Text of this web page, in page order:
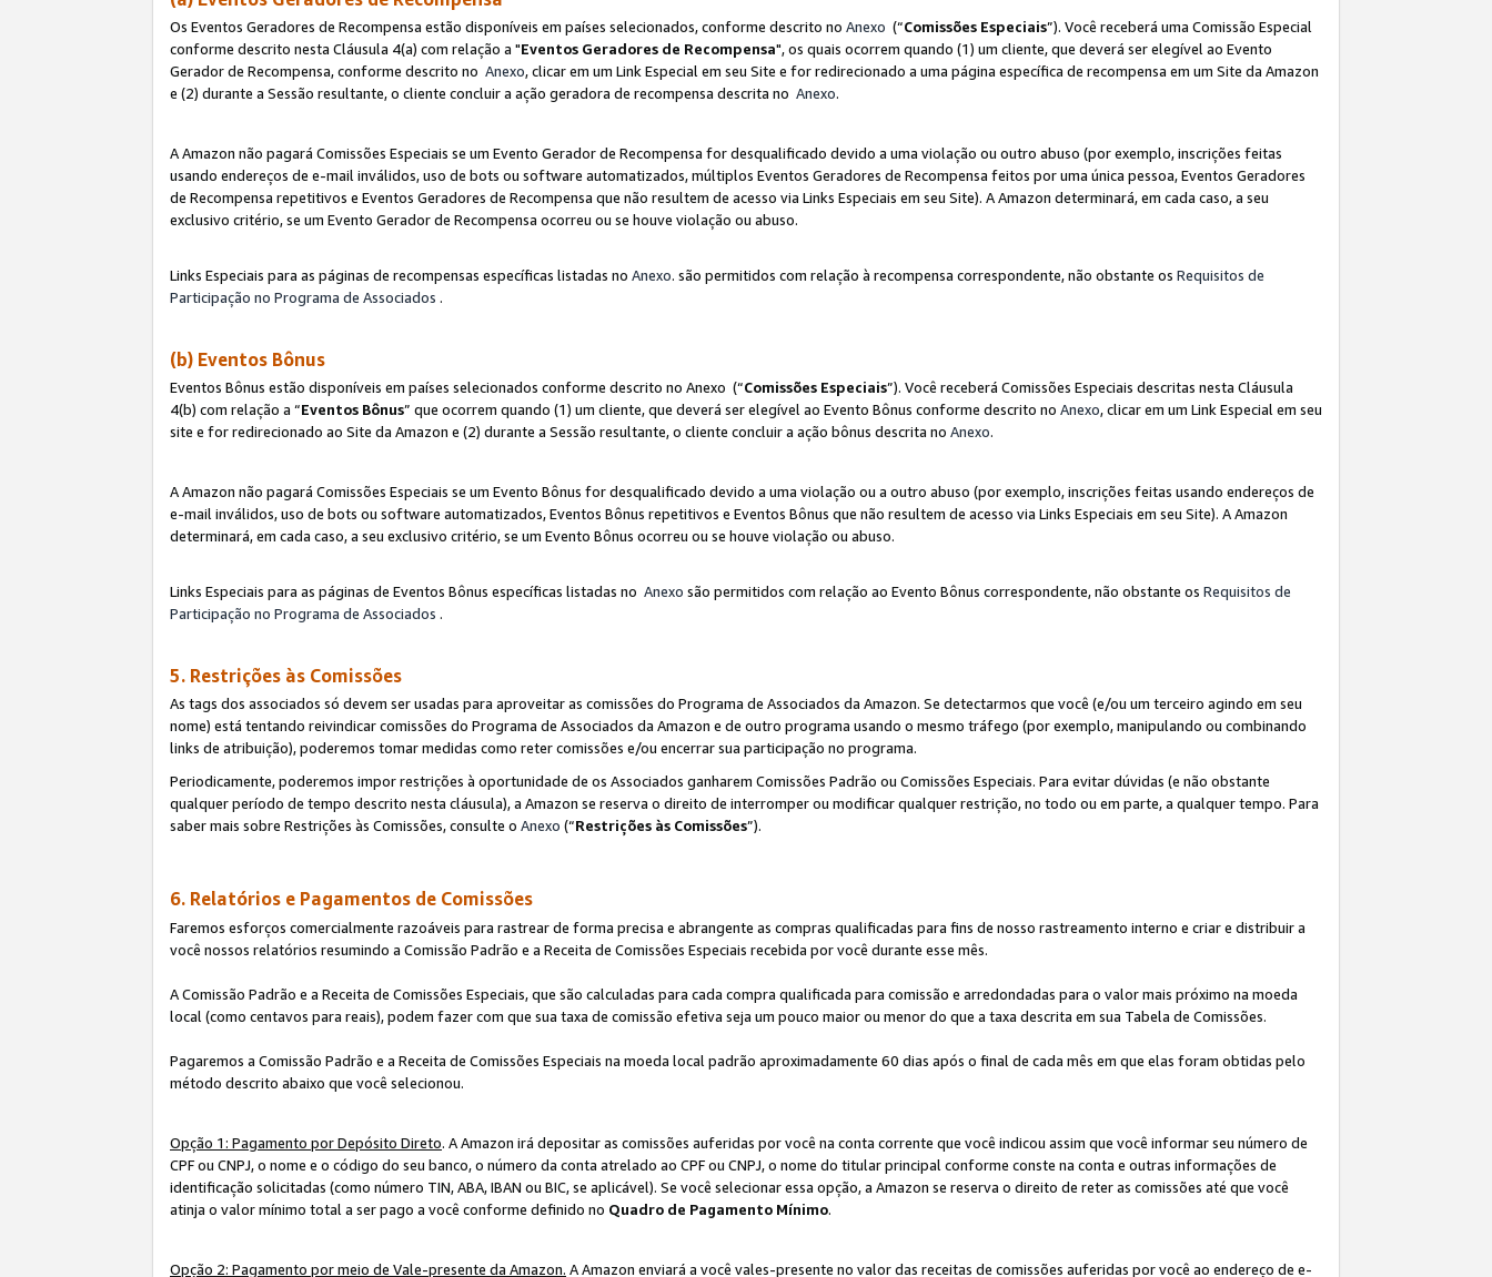
Os Eventos Geradores de Recompensa estão disponíveis em países selecionados, conforme descrito no Anexo (“Comissões Especiais”). Você receberá uma Comissão Especial
conforme descrito nesta Cláusula 4(a) com relação a "Eventos Geradores de Recompensa", os quais ocorrem quando (1) um cliente, que deverá ser elegível ao Evento
Gerador de Recompensa, conforme descrito no Anexo, clicar em um Link Especial em seu Site e for redirecionado a uma página específica de recompensa em um Site da Amazon
e (2) durante a Sessão resultante, o cliente concluir a ação geradora de recompensa descrita no Anexo.
A Amazon não pagará Comissões Especiais se um Evento Gerador de Recompensa for desqualificado devido a uma violação ou outro abuso (por exemplo, inscrições feitas
usando endereços de e-mail inválidos, uso de bots ou software automatizados, múltiplos Eventos Geradores de Recompensa feitos por uma única pessoa, Eventos Geradores
de Recompensa repetitivos e Eventos Geradores de Recompensa que não resultem de acesso via Links Especiais em seu Site). A Amazon determinará, em cada caso, a seu
exclusivo critério, se um Evento Gerador de Recompensa ocorreu ou se houve violação ou abuso.
Links Especiais para as páginas de recompensas específicas listadas no Anexo. são permitidos com relação à recompensa correspondente, não obstante os Requisitos de
Participação no Programa de Associados .
(b) Eventos Bônus
Eventos Bônus estão disponíveis em países selecionados conforme descrito no Anexo (“Comissões Especiais”). Você receberá Comissões Especiais descritas nesta Cláusula
4(b) com relação a “Eventos Bônus” que ocorrem quando (1) um cliente, que deverá ser elegível ao Evento Bônus conforme descrito no Anexo, clicar em um Link Especial em seu
site e for redirecionado ao Site da Amazon e (2) durante a Sessão resultante, o cliente concluir a ação bônus descrita no Anexo.
A Amazon não pagará Comissões Especiais se um Evento Bônus for desqualificado devido a uma violação ou a outro abuso (por exemplo, inscrições feitas usando endereços de
e-mail inválidos, uso de bots ou software automatizados, Eventos Bônus repetitivos e Eventos Bônus que não resultem de acesso via Links Especiais em seu Site). A Amazon
determinará, em cada caso, a seu exclusivo critério, se um Evento Bônus ocorreu ou se houve violação ou abuso.
Links Especiais para as páginas de Eventos Bônus específicas listadas no Anexo são permitidos com relação ao Evento Bônus correspondente, não obstante os Requisitos de
Participação no Programa de Associados .
5. Restrições às Comissões
As tags dos associados só devem ser usadas para aproveitar as comissões do Programa de Associados da Amazon. Se detectarmos que você (e/ou um terceiro agindo em seu
nome) está tentando reivindicar comissões do Programa de Associados da Amazon e de outro programa usando o mesmo tráfego (por exemplo, manipulando ou combinando
links de atribuição), poderemos tomar medidas como reter comissões e/ou encerrar sua participação no programa.
Periodicamente, poderemos impor restrições à oportunidade de os Associados ganharem Comissões Padrão ou Comissões Especiais. Para evitar dúvidas (e não obstante
qualquer período de tempo descrito nesta cláusula), a Amazon se reserva o direito de interromper ou modificar qualquer restrição, no todo ou em parte, a qualquer tempo. Para
saber mais sobre Restrições às Comissões, consulte o Anexo (“Restrições às Comissões”).
6. Relatórios e Pagamentos de Comissões
Faremos esforços comercialmente razoáveis para rastrear de forma precisa e abrangente as compras qualificadas para fins de nosso rastreamento interno e criar e distribuir a
você nossos relatórios resumindo a Comissão Padrão e a Receita de Comissões Especiais recebida por você durante esse mês.
A Comissão Padrão e a Receita de Comissões Especiais, que são calculadas para cada compra qualificada para comissão e arredondadas para o valor mais próximo na moeda
local (como centavos para reais), podem fazer com que sua taxa de comissão efetiva seja um pouco maior ou menor do que a taxa descrita em sua Tabela de Comissões.
Pagaremos a Comissão Padrão e a Receita de Comissões Especiais na moeda local padrão aproximadamente 60 dias após o final de cada mês em que elas foram obtidas pelo
método descrito abaixo que você selecionou.
Opção 1: Pagamento por Depósito Direto. A Amazon irá depositar as comissões auferidas por você na conta corrente que você indicou assim que você informar seu número de
CPF ou CNPJ, o nome e o código do seu banco, o número da conta atrelado ao CPF ou CNPJ, o nome do titular principal conforme conste na conta e outras informações de
identificação solicitadas (como número TIN, ABA, IBAN ou BIC, se aplicável). Se você selecionar essa opção, a Amazon se reserva o direito de reter as comissões até que você
atinja o valor mínimo total a ser pago a você conforme definido no Quadro de Pagamento Mínimo.
Opção 2: Pagamento por meio de Vale-presente da Amazon. A Amazon enviará a você vales-presente no valor das receitas de comissões auferidas por você ao endereço de e-